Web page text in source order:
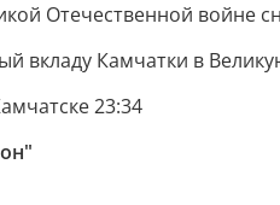
Отечественной войне
вкладу Камчатки в
23:34